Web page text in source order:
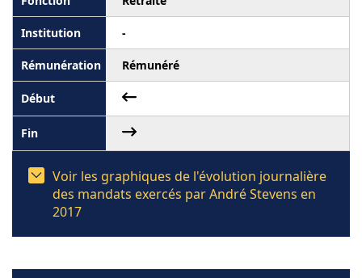
-
Rémunéré
Voir les graphiques de l'évolution journalière
des mandats exercés par André Stevens en
2017